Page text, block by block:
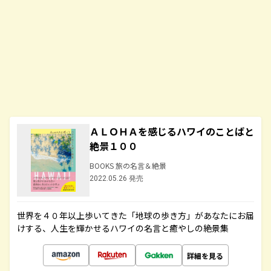
ＡＬＯＨＡを感じるハワイのことばと
絶景１００
BOOKS 旅の名言＆絶景
2022.05.26 発売
世界を４０年以上歩いてきた「地球の歩き方」があなたにお届
けする、人生を輝かせるハワイの名言と癒やしの絶景集
詳細を見る